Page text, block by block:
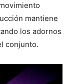
mantiene
los adornos
conjunto.